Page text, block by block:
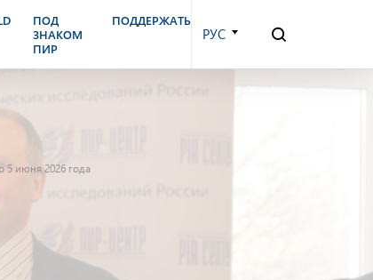
ПОД
ЗНАКОМ
ПИР
ПОДДЕРЖАТЬ
РУС
5 июня 2026 года